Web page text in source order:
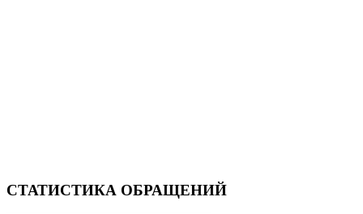
СТАТИСТИКА ОБРАЩЕНИЙ